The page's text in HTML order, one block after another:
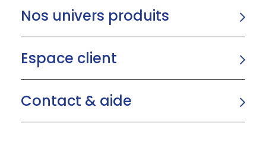
Nos univers produits
Espace client
Contact & aide